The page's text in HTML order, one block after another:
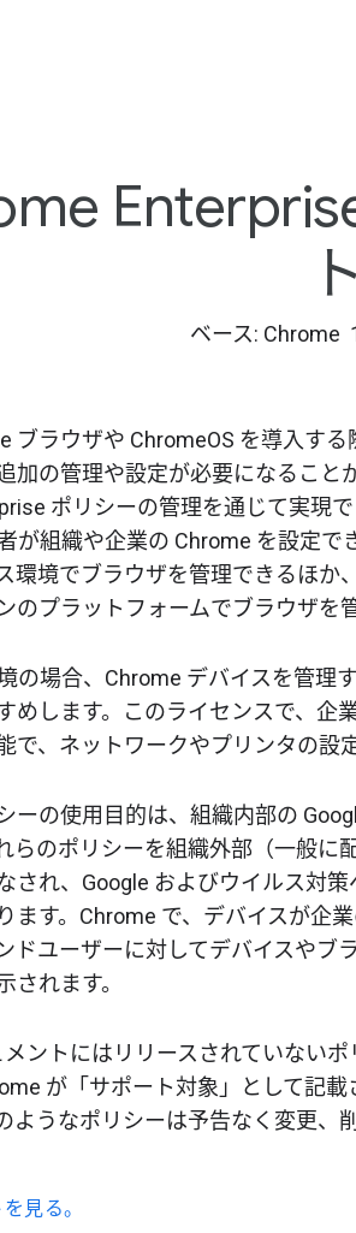
ト
ベース: Chrome
ブラウザや ChromeOS を導入す
加の管理や設定が必要になること
ポリシーの管理を通じて実現
が組織や企業の Chrome を設定で
環境でブラウザを管理できるほか
のプラットフォームでブラウザを
の場合、Chrome デバイスを管理
めします。このライセンスで、企
で、ネットワークやプリンタの設
ーの使用目的は、組織内部の
らのポリシーを組織外部（一般に
され、Google およびウイルス対
ます。Chrome で、デバイスが企
ドユーザーに対してデバイスやブ
されます。
ントにはリリースされていない
が「サポート対象」として記
ようなポリシーは予告なく変更、
見る。